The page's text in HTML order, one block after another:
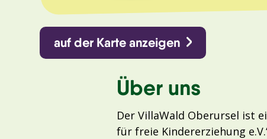
auf der Karte anzeigen
Über uns
Der VillaWald Oberursel ist
für freie Kindererziehung